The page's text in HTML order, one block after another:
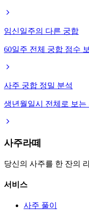
임신일주의 다른 궁합
60일주 전체 궁합 점수 보
사주 궁합 정밀 분석
생년월일시 전체로 보는
사주라떼
당신의 사주를 한 잔의
서비스
사주 풀이